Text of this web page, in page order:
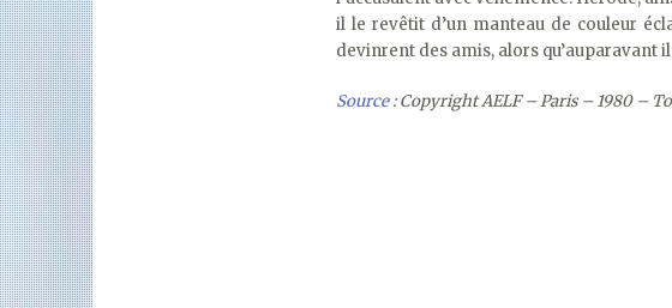
il le revêtit d’un manteau de couleur
devinrent des amis, alors qu’auparavant
Source: Copyright AELF – Paris – 1980 –